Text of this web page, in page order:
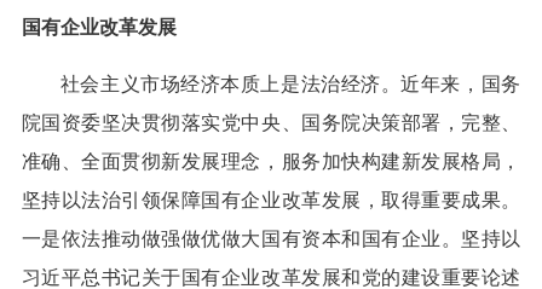
国有企业改革发展
社会主义市场经济本质上是法治经济。近年来，国务
院国资委坚决贯彻落实党中央、国务院决策部署，完整、
准确、全面贯彻新发展理念，服务加快构建新发展格局，
坚持以法治引领保障国有企业改革发展，取得重要成果。
一是依法推动做强做优做大国有资本和国有企业。坚持以
习近平总书记关于国有企业改革发展和党的建设重要论述